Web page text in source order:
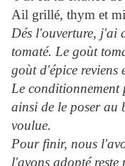
Ail grillé, thym et
Dés l'ouverture, j'ai
tomaté. Le goùt
goùt d'épice reviens
Le conditionnement
ainsi de le poser au
voulue.
Pour finir, nous
l'avons adopté reste